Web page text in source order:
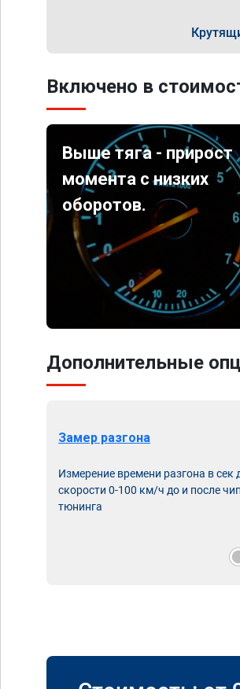
Включено в
Выше тяга - прирост
момента с низких
оборотов.
Дополнительные
Замер разгона
Измерение времени разгона в сек
скорости 0-100 км/ч до и после чип
тюнинга